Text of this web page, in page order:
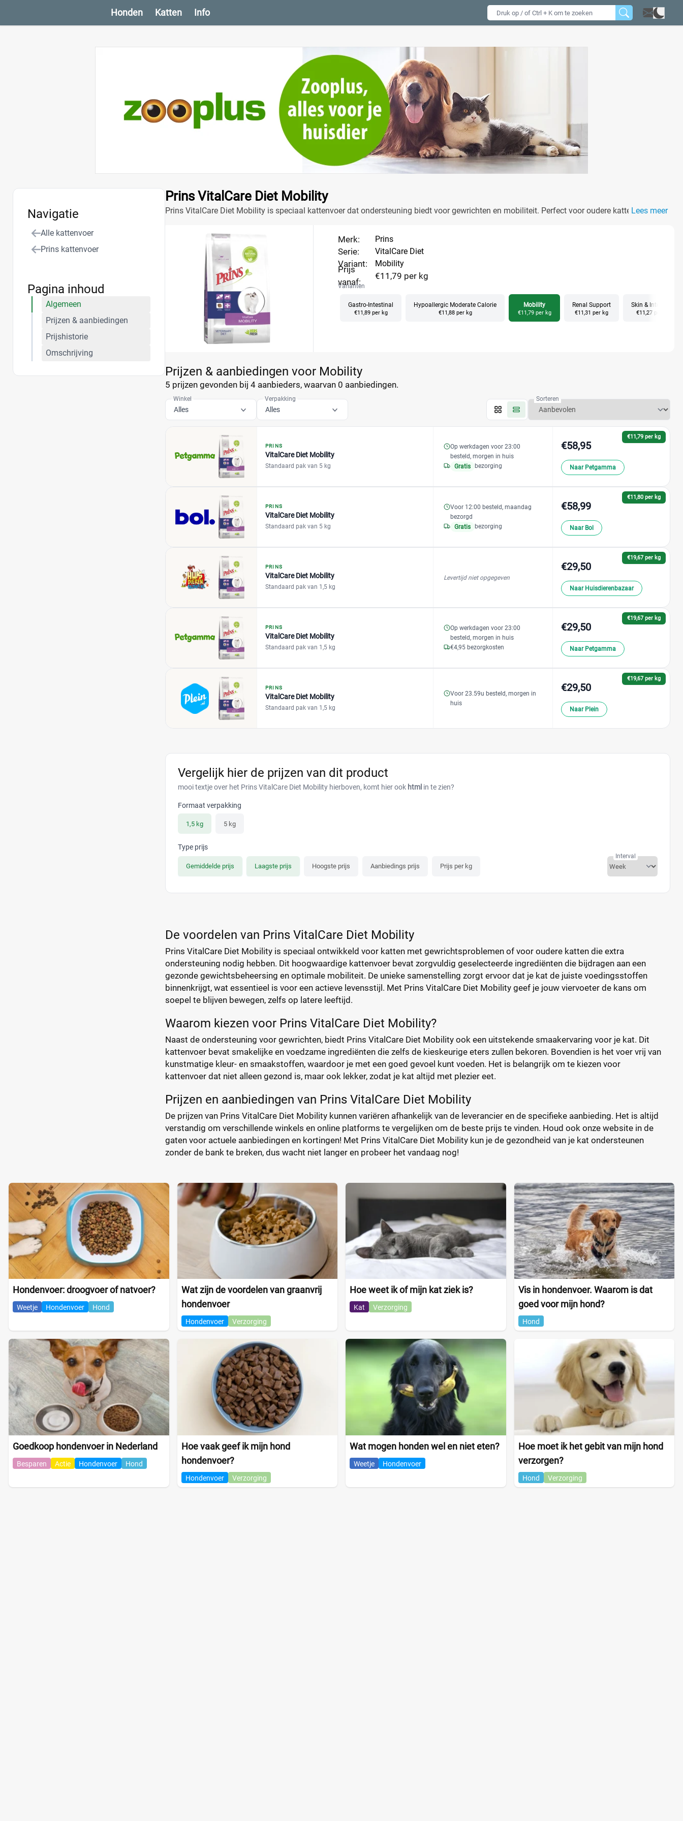
Honden Katten Info
Prins VitalCare Diet Mobility
Prins VitalCare Diet Mobility is speciaal kattenvoer dat ondersteuning biedt voor gewrichten en mobiliteit. Perfect voor oudere katten of katten
Lees meer
Merk:
Serie:
Variant:
Prijs
vanaf:
Prins
VitalCare Diet
Mobility
€11,79 per kg
Varianten
Gastro-Intestinal
€11,89 per kg
Hypoallergic Moderate Calorie
€11,88 per kg
Mobility
€11,79 per kg
Renal Support
€11,31 per kg
Skin & Intestinal
€11,27 per kg
Prijzen & aanbiedingen voor Mobility
5 prijzen gevonden bij 4 aanbieders, waarvan 0 aanbiedingen.
Winkel
Alles
Verpakking
Alles
Sorteren
PRINS
VitalCare Diet Mobility
Standaard pak van 5 kg
Op werkdagen voor 23:00
besteld, morgen in huis
Gratis bezorging
€11,79 per kg
€58,95
Naar Petgamma
PRINS
VitalCare Diet Mobility
Standaard pak van 5 kg
Voor 12:00 besteld, maandag
bezorgd
Gratis bezorging
€11,80 per kg
€58,99
Naar Bol
PRINS
VitalCare Diet Mobility
Standaard pak van 1,5 kg
Levertijd niet opgegeven
€19,67 per kg
€29,50
Naar Huisdierenbazaar
PRINS
VitalCare Diet Mobility
Standaard pak van 1,5 kg
Op werkdagen voor 23:00
besteld, morgen in huis
€4,95 bezorgkosten
€19,67 per kg
€29,50
Naar Petgamma
PRINS
VitalCare Diet Mobility
Standaard pak van 1,5 kg
Voor 23.59u besteld, morgen in
huis
€19,67 per kg
€29,50
Naar Plein
Vergelijk hier de prijzen van dit product
mooi textje over het Prins VitalCare Diet Mobility hierboven, komt hier ook html in te zien?
Formaat verpakking
1,5 kg 5 kg
Type prijs
Gemiddelde prijs Laagste prijs Hoogste prijs Aanbiedings prijs Prijs per kg
Interval
De voordelen van Prins VitalCare Diet Mobility
Prins VitalCare Diet Mobility is speciaal ontwikkeld voor katten met gewrichtsproblemen of voor oudere katten die extra
ondersteuning nodig hebben. Dit hoogwaardige kattenvoer bevat zorgvuldig geselecteerde ingrediënten die bijdragen aan een
gezonde gewichtsbeheersing en optimale mobiliteit. De unieke samenstelling zorgt ervoor dat je kat de juiste voedingsstoffen
binnenkrijgt, wat essentieel is voor een actieve levensstijl. Met Prins VitalCare Diet Mobility geef je jouw viervoeter de kans om
soepel te blijven bewegen, zelfs op latere leeftijd.
Waarom kiezen voor Prins VitalCare Diet Mobility?
Naast de ondersteuning voor gewrichten, biedt Prins VitalCare Diet Mobility ook een uitstekende smaakervaring voor je kat. Dit
kattenvoer bevat smakelijke en voedzame ingrediënten die zelfs de kieskeurige eters zullen bekoren. Bovendien is het voer vrij van
kunstmatige kleur- en smaakstoffen, waardoor je met een goed gevoel kunt voeden. Het is belangrijk om te kiezen voor
kattenvoer dat niet alleen gezond is, maar ook lekker, zodat je kat altijd met plezier eet.
Prijzen en aanbiedingen van Prins VitalCare Diet Mobility
De prijzen van Prins VitalCare Diet Mobility kunnen variëren afhankelijk van de leverancier en de specifieke aanbieding. Het is altijd
verstandig om verschillende winkels en online platforms te vergelijken om de beste prijs te vinden. Houd ook onze website in de
gaten voor actuele aanbiedingen en kortingen! Met Prins VitalCare Diet Mobility kun je de gezondheid van je kat ondersteunen
zonder de bank te breken, dus wacht niet langer en probeer het vandaag nog!
Navigatie
Alle kattenvoer
Prins kattenvoer
Pagina inhoud
Algemeen
Prijzen & aanbiedingen
Prijshistorie
Omschrijving
Hondenvoer: droogvoer of natvoer?
Weetje Hondenvoer Hond
Wat zijn de voordelen van graanvrij
hondenvoer
Hondenvoer Verzorging
Hoe weet ik of mijn kat ziek is?
Kat Verzorging
Vis in hondenvoer. Waarom is dat
goed voor mijn hond?
Hond
Goedkoop hondenvoer in Nederland
Besparen Actie Hondenvoer Hond
Hoe vaak geef ik mijn hond
hondenvoer?
Hondenvoer Verzorging
Wat mogen honden wel en niet eten?
Weetje Hondenvoer
Hoe moet ik het gebit van mijn hond
verzorgen?
Hond Verzorging